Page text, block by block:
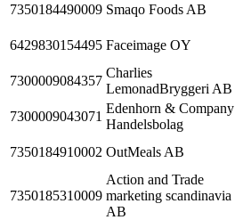
7350184490009 Smaqo Foods AB
6429830154495 Faceimage OY
7300009084357
Charlies
LemonadBryggeri AB
7300009043071
Edenhorn & Company
Handelsbolag
7350184910002 OutMeals AB
7350185310009
Action and Trade
marketing scandinavia
AB